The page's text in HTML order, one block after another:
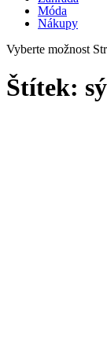
Móda
Nákupy
Vyberte možnost
Štítek: